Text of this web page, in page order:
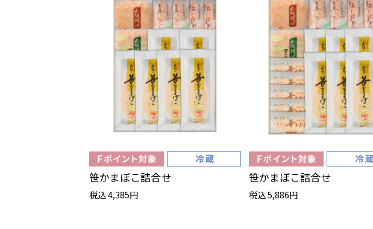
笹かまぼこ詰合せ
税込 4,385円
笹かまぼこ詰合せ
税込 5,886円